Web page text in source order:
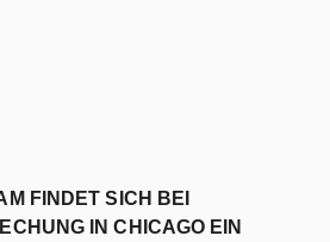
FINDET SICH BEI
IN CHICAGO EIN